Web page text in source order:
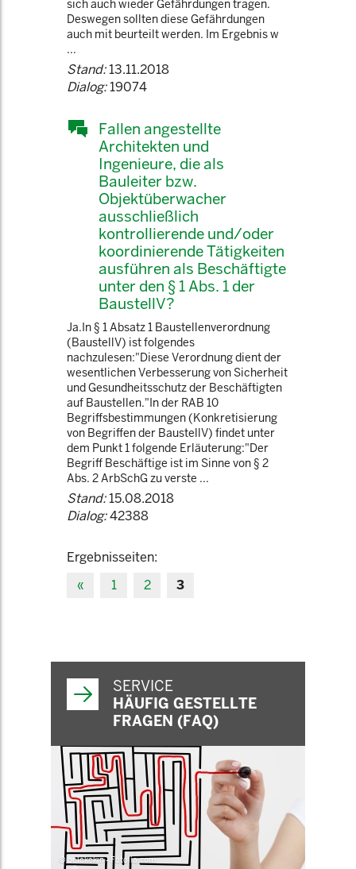
sich auch wieder Gefährdungen tragen.
Deswegen sollten diese Gefährdungen
auch mit beurteilt werden. Im Ergebnis w
...
Stand:13.11.2018
Dialog:19074
Fallen angestellte
Architekten und
Ingenieure, die als
Bauleiter bzw.
Objektüberwacher
ausschließlich
kontrollierende und/oder
koordinierende Tätigkeiten
ausführen als Beschäftigte
unter den § 1 Abs. 1 der
BaustellV?
Ja.In § 1 Absatz 1 Baustellenverordnung
(BaustellV) ist folgendes
nachzulesen:"Diese Verordnung dient der
wesentlichen Verbesserung von Sicherheit
und Gesundheitsschutz der Beschäftigten
auf Baustellen."In der RAB 10
Begriffsbestimmungen (Konkretisierung
von Begriffen der BaustellV) findet unter
dem Punkt 1 folgende Erläuterung:"Der
Begriff Beschäftige ist im Sinne von § 2
Abs. 2 ArbSchG zu verste ...
Stand:15.08.2018
Dialog:42388
Ergebnisseiten:
«
1 2 3
SERVICE
HÄUFIG GESTELLTE
FRAGEN (FAQ)
© belekekin - Fotolia.com